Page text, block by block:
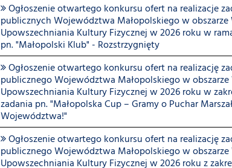
Ogłoszenie otwartego konkursu ofert na realizacje
publicznych Województwa Małopolskiego w obszarze
Upowszechniania Kultury Fizycznej w 2026 roku w
pn. "Małopolski Klub" - Rozstrzygnięty
Ogłoszenie otwartego konkursu ofert na realizację
publicznego Województwa Małopolskiego w obszarze
Upowszechniania Kultury Fizycznej w 2026 roku w
zadania pn. "Małopolska Cup – Gramy o Puchar
Województwa!"
Ogłoszenie otwartego konkursu ofert na realizację
publicznego Województwa Małopolskiego w obszarze
Upowszechniania Kultury Fizycznej w 2026 roku z